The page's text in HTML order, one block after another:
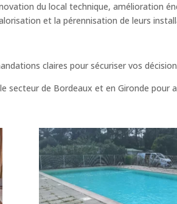
du local technique, amélioration
et la pérennisation de leurs
claires pour sécuriser vos
secteur de Bordeaux et en Gironde pour